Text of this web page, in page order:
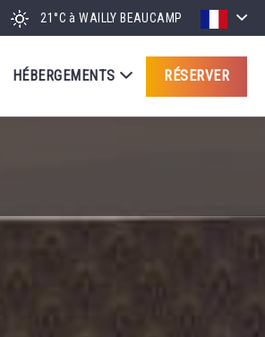
21°C à WAILLY BEAUCAMP
HÉBERGEMENTS RÉSERVER